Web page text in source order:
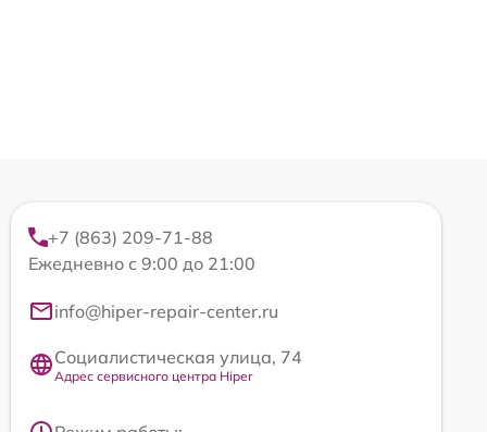
+7 (863) 209-71-88
Ежедневно с 9:00 до 21:00
info@hiper-repair-center.ru
Социалистическая улица, 74
Адрес сервисного центра Hiper